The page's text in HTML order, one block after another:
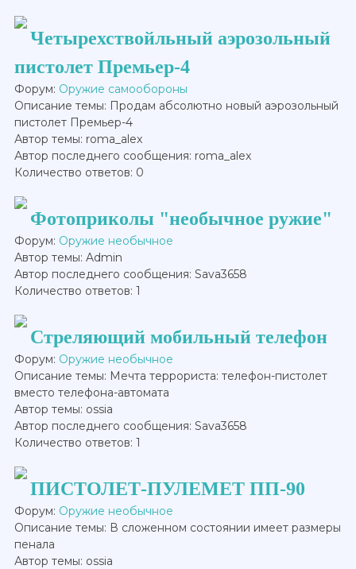
Четырехствойльный аэрозольный
пистолет Премьер-4
Форум: Оружие самообороны
Описание темы: Продам абсолютно новый аэрозольный
пистолет Премьер-4
Автор темы: roma_alex
Автор последнего сообщения: roma_alex
Количество ответов: 0
Фотоприколы "необычное ружие"
Форум: Оружие необычное
Автор темы: Admin
Автор последнего сообщения: Sava3658
Количество ответов: 1
Стреляющий мобильный телефон
Форум: Оружие необычное
Описание темы: Мечта террориста: телефон-пистолет
вместо телефона-автомата
Автор темы: ossia
Автор последнего сообщения: Sava3658
Количество ответов: 1
ПИСТОЛЕТ-ПУЛЕМЕТ ПП-90
Форум: Оружие необычное
Описание темы: В сложенном состоянии имеет размеры
пенала
Автор темы: ossia